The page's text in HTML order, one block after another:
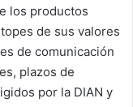
los productos
de sus valores
de comunicación
plazos de
por la DIAN y